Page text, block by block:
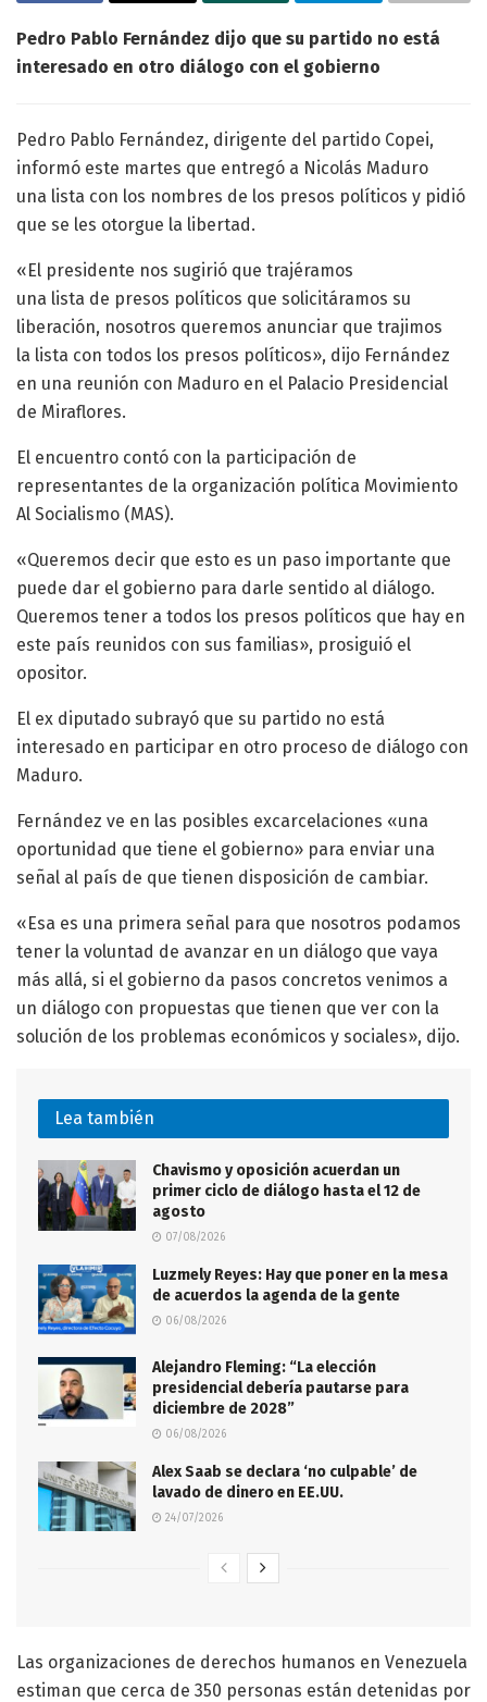
Pedro Pablo Fernández dijo que su partido no está
interesado en otro diálogo con el gobierno
Pedro Pablo Fernández, dirigente del partido Copei,
informó este martes que entregó a Nicolás Maduro
una lista con los nombres de los presos políticos y pidió
que se les otorgue la libertad.
«El presidente nos sugirió que trajéramos
una lista de presos políticos que solicitáramos su
liberación, nosotros queremos anunciar que trajimos
la lista con todos los presos políticos», dijo Fernández
en una reunión con Maduro en el Palacio Presidencial
de Miraflores.
El encuentro contó con la participación de
representantes de la organización política Movimiento
Al Socialismo (MAS).
«Queremos decir que esto es un paso importante que
puede dar el gobierno para darle sentido al diálogo.
Queremos tener a todos los presos políticos que hay en
este país reunidos con sus familias», prosiguió el
opositor.
El ex diputado subrayó que su partido no está
interesado en participar en otro proceso de diálogo con
Maduro.
Fernández ve en las posibles excarcelaciones «una
oportunidad que tiene el gobierno» para enviar una
señal al país de que tienen disposición de cambiar.
«Esa es una primera señal para que nosotros podamos
tener la voluntad de avanzar en un diálogo que vaya
más allá, si el gobierno da pasos concretos venimos a
un diálogo con propuestas que tienen que ver con la
solución de los problemas económicos y sociales», dijo.
Lea también
Chavismo y oposición acuerdan un
primer ciclo de diálogo hasta el 12 de
agosto
07/08/2026
Luzmely Reyes: Hay que poner en la mesa
de acuerdos la agenda de la gente
06/08/2026
Alejandro Fleming: “La elección
presidencial debería pautarse para
diciembre de 2028”
06/08/2026
Alex Saab se declara ‘no culpable’ de
lavado de dinero en EE.UU.
24/07/2026
Las organizaciones de derechos humanos en Venezuela
estiman que cerca de 350 personas están detenidas por